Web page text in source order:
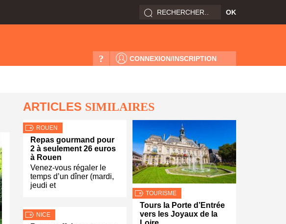
CONNEXION/INSCRIPTION
?
ARTICLES SIMILAIRES
ROUEN
Repas gourmand pour
2 à seulement 26 euros
à Rouen
Venez-vous régaler le
temps d’un dîner (mardi,
jeudi et
NICE
TOURISME
Tours la Porte d’Entrée
vers les Joyaux de la